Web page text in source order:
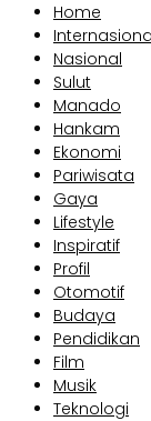
Home
Nasional
Sulut
Manado
Hankam
Ekonomi
Pariwisata
Gaya
Lifestyle
Inspiratif
Profil
Otomotif
Budaya
Pendidikan
Film
Musik
Teknologi